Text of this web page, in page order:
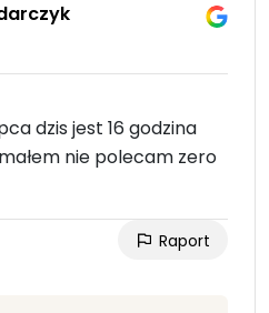
dzis jest 16 godzina
nie polecam zero
Raport